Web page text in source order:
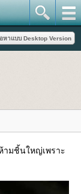
ามชิ้นใหญ่เพราะ